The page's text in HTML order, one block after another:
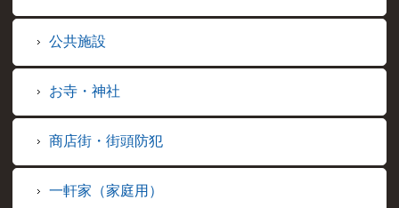
公共施設
お寺・神社
商店街・街頭防犯
一軒家（家庭用）